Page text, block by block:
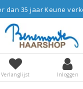
dan 35 jaar Keune
Verlanglijst Inloggen